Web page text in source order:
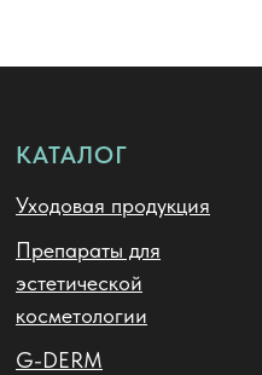
КАТАЛОГ
Уходовая продукция
Препараты для
эстетической
косметологии
G-DERM